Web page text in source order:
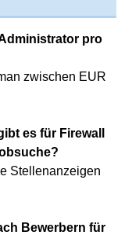
pro
zwischen EUR
es für Firewall
Stellenanzeigen
Bewerbern für